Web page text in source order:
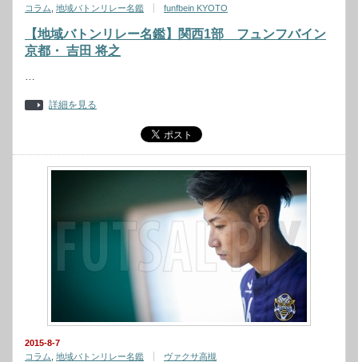
コラム 地域バトンリレー名鑑 funfbein KYOTO
【地域バトンリレー名鑑】関西1部 フュンフバイン
京都・ 吉田 将之
…
詳細を見る
2015-8-7
コラム 地域バトンリレー名鑑 ヴァクサ高槻